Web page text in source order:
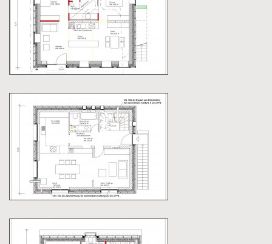
sanierte Altbau zu einem Vorzeigeprojekt für
nachhaltiges Bauen wurde.
Maßnahmen
Neben einer umfassenden Wärmedämmung und
Entlüftungsanlage mit Wärme-rückgewinnung
spielt die Luftkollektorfassade die
entscheidende Rolle bei der Energieeinsparung
des Hauses. Um die gesamte Gebäudehülle
wurde mit Abstand eine Glasfassade angebracht.
Scheint die Sonne, wird die Luft zwischen der
Gebäudewand und der Glasabdeckung erwärmt.
Unter der Glasabdeckung befindet sich eine
dunkle Oberfläche, die die Sonneneinstrahlung